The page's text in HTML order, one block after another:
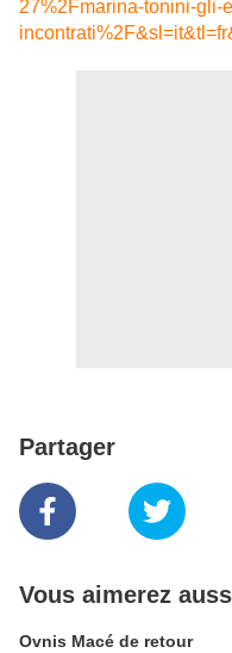
27%2Fmarina-tonini-gli-
Partager
Vous aimerez
Ovnis Macé de retour